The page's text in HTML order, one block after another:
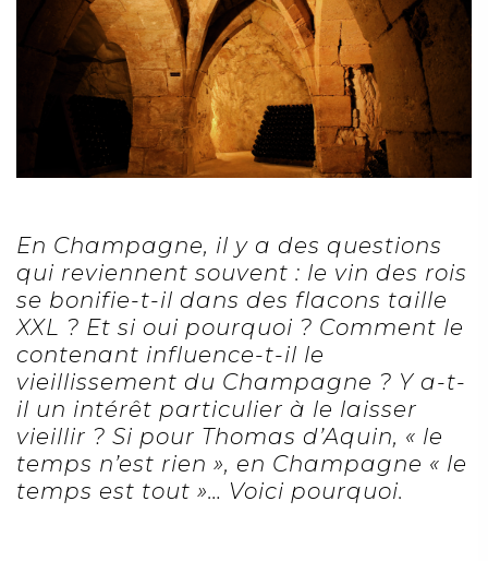
En Champagne, il y a des questions
qui reviennent souvent : le vin des rois
se bonifie-t-il dans des flacons taille
XXL ? Et si oui pourquoi ? Comment le
contenant influence-t-il le
vieillissement du Champagne ? Y a-t-
il un intérêt particulier à le laisser
vieillir ? Si pour Thomas d’Aquin, « le
temps n’est rien », en Champagne « le
temps est tout »… Voici pourquoi.